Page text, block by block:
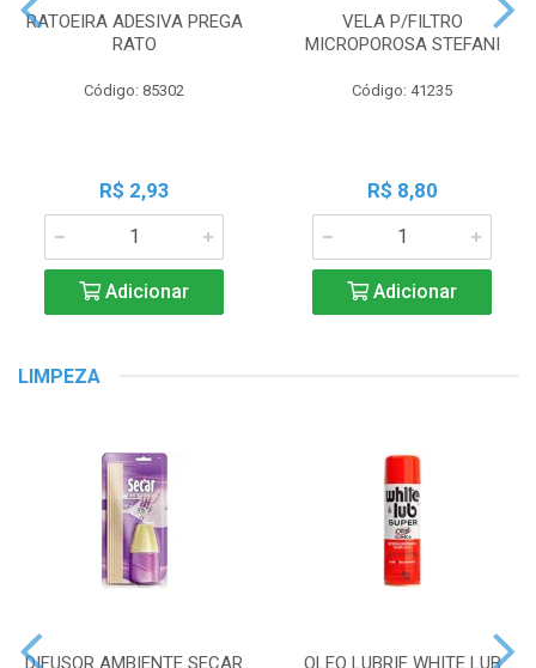
RATOEIRA ADESIVA PREGA
RATO
Código: 85302
R$ 2,93
Adicionar
VELA P/FILTRO
MICROPOROSA STEFANI
Código: 41235
R$ 8,80
Adicionar
LIMPEZA
DIFUSOR AMBIENTE SECAR OLEO LUBRIF WHITE LUB